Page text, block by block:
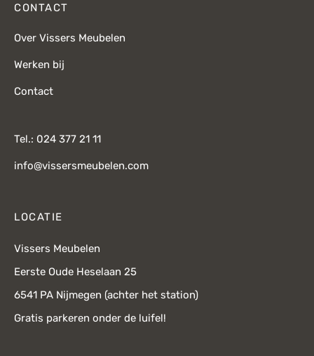
CONTACT
Over Vissers Meubelen
Werken bij
Contact
Tel.: 024 377 21 11
info@vissersmeubelen.com
LOCATIE
Vissers Meubelen
Eerste Oude Heselaan 25
6541 PA Nijmegen (achter het station)
Gratis parkeren onder de luifel!